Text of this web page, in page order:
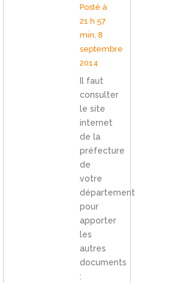
Posté à
21 h 57
min, 8
septembre
2014
Il faut
consulter
le site
internet
de la
préfecture
de
votre
département
pour
apporter
les
autres
documents
: